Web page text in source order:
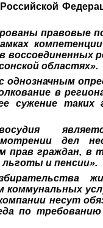
правовые
воссоединенных
областях».
однозначным
в
сужение таких
дел
прав граждан, в
льготы и пенсии».
коммунальных
несут
по